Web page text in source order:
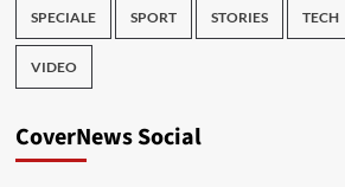
SPECIALE SPORT STORIES TECH
VIDEO
CoverNews Social